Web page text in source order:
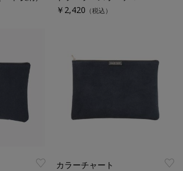
￥2,420 （税込）
カラーチャート